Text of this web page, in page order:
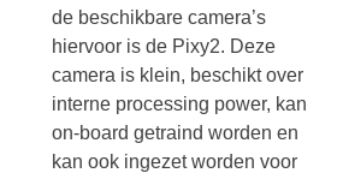
de beschikbare camera’s
hiervoor is de Pixy2. Deze
camera is klein, beschikt over
interne processing power, kan
on-board getraind worden en
kan ook ingezet worden voor